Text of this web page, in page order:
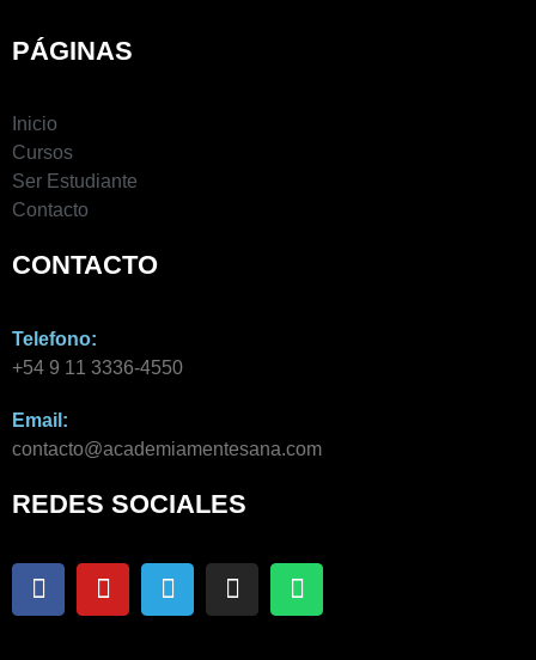
PÁGINAS
Inicio
Cursos
Ser Estudiante
Contacto
CONTACTO
Telefono:
+54 9 11 3336-4550​
Email:
contacto@academiamentesana.com​
REDES SOCIALES
F
a
Y
o
T
e
I
n
W
h